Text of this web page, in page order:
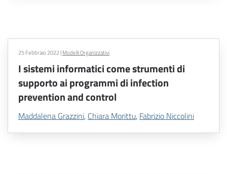
25 Febbraio 2022|Modelli Organizzativi
I sistemi informatici come strumenti di
supporto ai programmi di infection
prevention and control
Maddalena Grazzini, Chiara Morittu, Fabrizio Niccolini